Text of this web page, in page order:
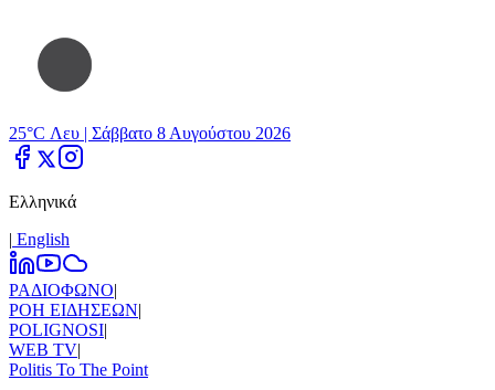
25°C Λευ | Σάββατο 8 Αυγούστου 2026
Ελληνικά
| Εnglish
ΡΑΔΙΟΦΩΝΟ|
ΡΟΗ ΕΙΔΗΣΕΩΝ|
POLIGNOSI|
WEB TV|
Politis To The Point